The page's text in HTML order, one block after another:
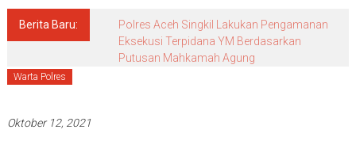
Berita Baru:
Polres Aceh Singkil Lakukan Pengamanan
Eksekusi Terpidana YM Berdasarkan
Putusan Mahkamah Agung
Warta Polres
Oktober 12, 2021